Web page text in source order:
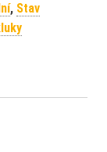
, Stav